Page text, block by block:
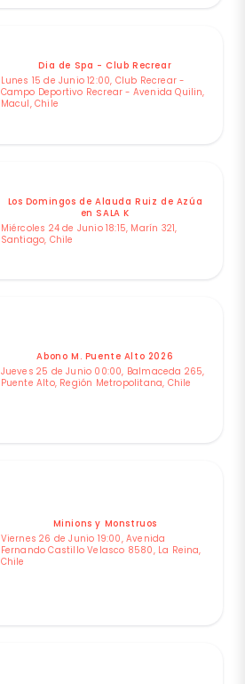
Dia de Spa - Club Recrear
Lunes 15 de Junio 12:00, Club Recrear -
Campo Deportivo Recrear - Avenida Quilin,
Macul, Chile
Los Domingos de Alauda Ruiz de Azúa
en SALA K
Miércoles 24 de Junio 18:15, Marín 321,
Santiago, Chile
Abono M. Puente Alto 2026
Jueves 25 de Junio 00:00, Balmaceda 265,
Puente Alto, Región Metropolitana, Chile
Minions y Monstruos
Viernes 26 de Junio 19:00, Avenida
Fernando Castillo Velasco 8580, La Reina,
Chile